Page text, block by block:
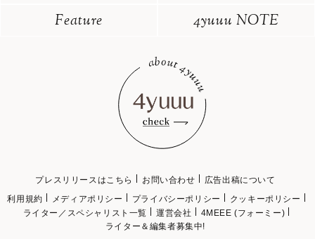
Feature
4yuuu NOTE
プレスリリースはこちら お問い合わせ
広告出稿について
利用規約
メディアポリシー プライバシーポリシー
クッキーポリシー
ライター／スペシャリスト一覧
運営会社
4MEEE (フォーミー)
ライター＆編集者募集中!